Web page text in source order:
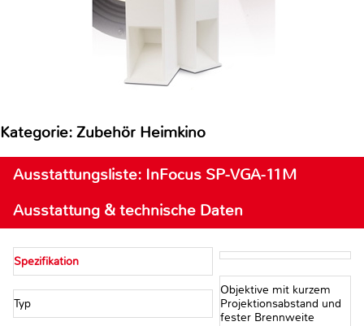
Kategorie: Zubehör Heimkino
Ausstattungsliste: InFocus SP-VGA-11M
Ausstattung & technische Daten
Spezifikation
Typ
Objektive mit kurzem
Projektionsabstand und
fester Brennweite